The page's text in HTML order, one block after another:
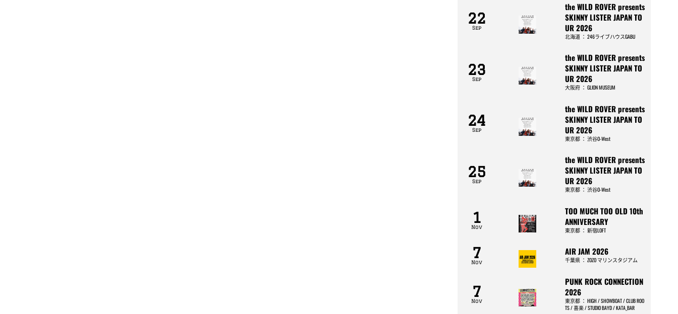
22
Sep
the WILD ROVER presents
SKINNY LISTER JAPAN TO
UR 2026
北海道： 246ライブハウスGABU
23
Sep
the WILD ROVER presents
SKINNY LISTER JAPAN TO
UR 2026
大阪府： GLION MUSEUM
24
Sep
the WILD ROVER presents
SKINNY LISTER JAPAN TO
UR 2026
東京都： 渋谷O-West
25
Sep
the WILD ROVER presents
SKINNY LISTER JAPAN TO
UR 2026
東京都： 渋谷O-West
1
Nov
TOO MUCH TOO OLD 10th
ANNIVERSARY
東京都： 新宿LOFT
7
Nov
AIR JAM 2026
千葉県： ZOZO マリンスタジアム
7
Nov
PUNK ROCK CONNECTION
2026
東京都： HIGH / SHOWBOAT / CLUB ROO
TS / 喜楽 / STUDIO BAYD / KATA_BAR